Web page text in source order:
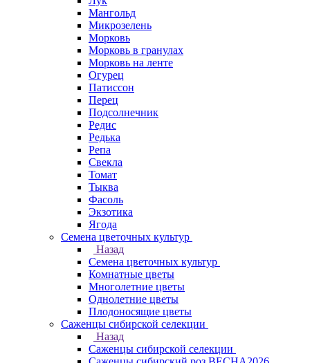
Мангольд
Микрозелень
Морковь
Морковь в гранулах
Морковь на ленте
Огурец
Патиссон
Перец
Подсолнечник
Редис
Редька
Репа
Свекла
Томат
Тыква
Фасоль
Экзотика
Ягода
Семена цветочных культур
Назад
Семена цветочных культур
Комнатные цветы
Многолетние цветы
Однолетние цветы
Плодоносящие цветы
Саженцы сибирской селекции
Назад
Саженцы сибирской селекции